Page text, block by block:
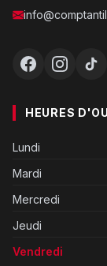
HEURES
Lundi
Mardi
Mercredi
Jeudi
Vendredi